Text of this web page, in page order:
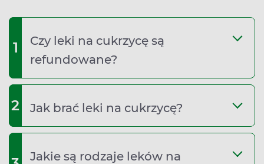
1
Czy leki na cukrzycę są
refundowane?
2 Jak brać leki na cukrzycę?
Jakie są rodzaje leków na